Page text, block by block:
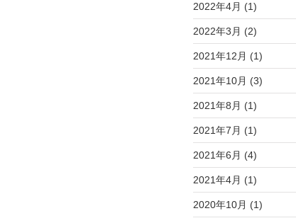
2022年4月 (1)
2022年3月 (2)
2021年12月 (1)
2021年10月 (3)
2021年8月 (1)
2021年7月 (1)
2021年6月 (4)
2021年4月 (1)
2020年10月 (1)